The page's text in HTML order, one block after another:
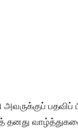
பதவிப்
தனது